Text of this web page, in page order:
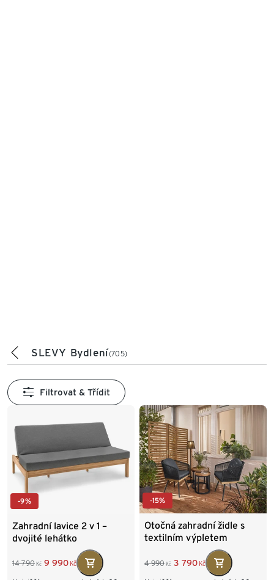
SLEVY Bydlení(705)
Filtrovat & Třídit
-9%
Zahradní lavice 2 v 1 –
dvojité lehátko
14 790 Kč 9 990 Kč
-15%
Otočná zahradní židle s
textilním výpletem
4 990 Kč 3 790 Kč